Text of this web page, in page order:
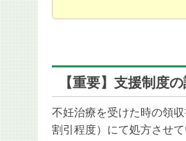
【重要】支援制度
不妊治療を受けた時の領
割引程度）にて処方させて